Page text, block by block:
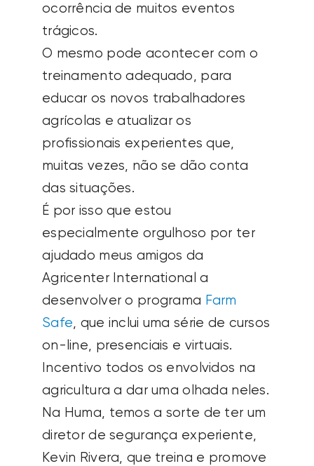
ocorrência de muitos eventos
trágicos.
O mesmo pode acontecer com o
treinamento adequado, para
educar os novos trabalhadores
agrícolas e atualizar os
profissionais experientes que,
muitas vezes, não se dão conta
das situações.
É por isso que estou
especialmente orgulhoso por ter
ajudado meus amigos da
Agricenter International a
desenvolver o programa Farm
Safe, que inclui uma série de cursos
on-line, presenciais e virtuais.
Incentivo todos os envolvidos na
agricultura a dar uma olhada neles.
Na Huma, temos a sorte de ter um
diretor de segurança experiente,
Kevin Rivera, que treina e promove